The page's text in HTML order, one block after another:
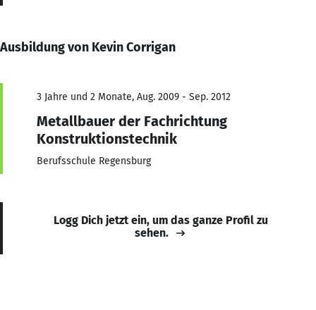
Ausbildung von Kevin Corrigan
3 Jahre und 2 Monate, Aug. 2009 - Sep. 2012
Metallbauer der Fachrichtung
Konstruktionstechnik
Berufsschule Regensburg
Logg Dich jetzt ein, um das ganze Profil zu
sehen.